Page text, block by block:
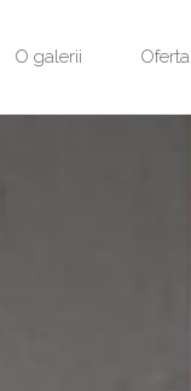
O galerii Oferta